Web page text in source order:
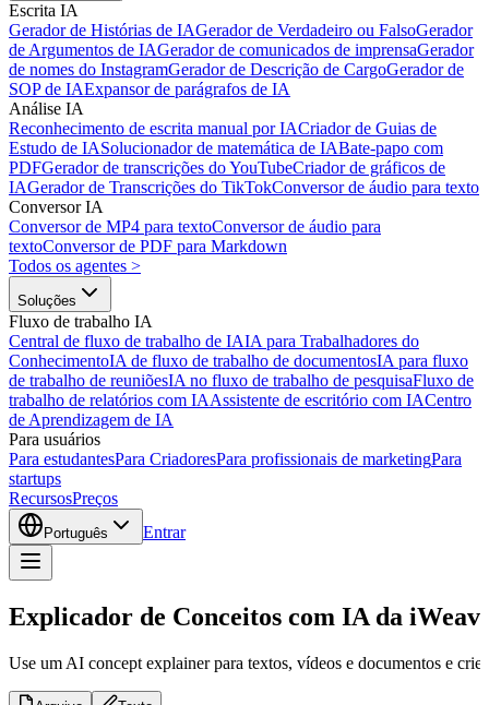
Escrita IA
Gerador de Histórias de IAGerador de Verdadeiro ou FalsoGerador
de Argumentos de IAGerador de comunicados de imprensaGerador
de nomes do InstagramGerador de Descrição de CargoGerador de
SOP de IAExpansor de parágrafos de IA
Análise IA
Reconhecimento de escrita manual por IACriador de Guias de
Estudo de IASolucionador de matemática de IABate-papo com
PDFGerador de transcrições do YouTubeCriador de gráficos de
IAGerador de Transcrições do TikTokConversor de áudio para texto
Conversor IA
Conversor de MP4 para textoConversor de áudio para
textoConversor de PDF para Markdown
Todos os agentes >
Soluções
Fluxo de trabalho IA
Central de fluxo de trabalho de IAIA para Trabalhadores do
ConhecimentoIA de fluxo de trabalho de documentosIA para fluxo
de trabalho de reuniõesIA no fluxo de trabalho de pesquisaFluxo de
trabalho de relatórios com IAAssistente de escritório com IACentro
de Aprendizagem de IA
Para usuários
Para estudantesPara CriadoresPara profissionais de marketingPara
startups
RecursosPreços
Português Entrar
Explicador de Conceitos com IA da
Use um AI concept explainer para textos, vídeos e documentos e crie